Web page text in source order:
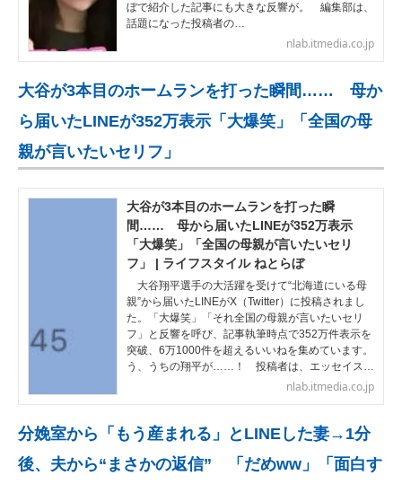
ぼで紹介した記事にも大きな反響が。 編集部は、
話題になった投稿者の…
nlab.itmedia.co.jp
大谷が3本目のホームランを打った瞬間…… 母か
ら届いたLINEが352万表示「大爆笑」「全国の母
親が言いたいセリフ」
大谷が3本目のホームランを打った瞬
間…… 母から届いたLINEが352万表示
「大爆笑」「全国の母親が言いたいセリ
フ」 | ライフスタイル ねとらぼ
大谷翔平選手の大活躍を受けて“北海道にいる母
親”から届いたLINEがX（Twitter）に投稿されまし
た。「大爆笑」「それ全国の母親が言いたいセリ
フ」と反響を呼び、記事執筆時点で352万件表示を
突破、6万1000件を超えるいいねを集めています。
う、うちの翔平が……！ 投稿者は、エッセイス…
nlab.itmedia.co.jp
分娩室から「もう産まれる」とLINEした妻→1分
後、夫から“まさかの返信” 「だめww」「面白す